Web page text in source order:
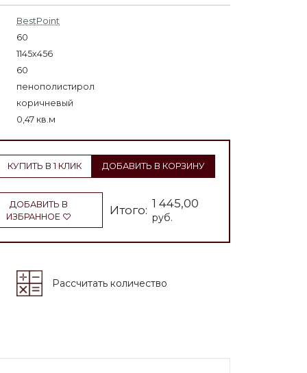
BestPoint
60
1145х456
60
пенополистирол
коричневый
0,47 кв.м
КУПИТЬ В 1 КЛИК ДОБАВИТЬ В КОРЗИНУ
ДОБАВИТЬ В
ИЗБРАННОЕ
Итого: 1 445,00
руб.
Рассчитать количество